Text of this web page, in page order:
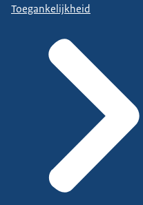
Toegankelijkheid